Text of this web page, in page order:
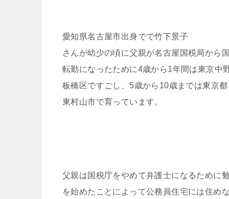
愛知県名古屋市出身でで竹下景子
さんが幼少の頃に父親が名古屋国税局から
転勤になったために4歳から1年間は東京中
板橋区ですごし、5歳から10歳までは東京都
東村山市で育っています。
父親は国税庁をやめて弁護士になるために
を始めたことによって公務員住宅には住め